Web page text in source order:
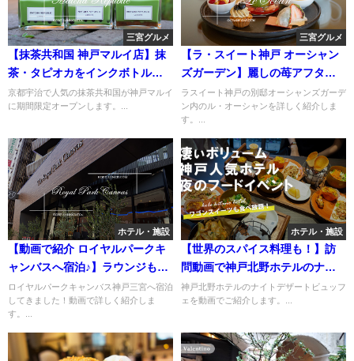
三宮グルメ
【抹茶共和国 神戸マルイ店】抹
茶・タピオカをインクボトルで
【リパブリック】
京都宇治で人気の抹茶共和国が神戸マルイ
に期間限定オープンします。...
三宮グルメ
【ラ・スイート神戸 オーシャン
ズガーデン】麗しの苺アフタヌ
ーンティー【le ocean】
ラスイート神戸の別邸オーシャンズガーデ
ン内のル・オーシャンを詳しく紹介しま
す。...
ホテル・施設
【動画で紹介 ロイヤルパークキ
ャンバスへ宿泊♪】ラウンジもお
洒落【神戸三宮】
ロイヤルパークキャンバス神戸三宮へ宿泊
してきました！動画で詳しく紹介しま
す。...
ホテル・施設
【世界のスパイス料理も！】訪
問動画で神戸北野ホテルのナイ
トデザートビュッフェを紹介
【2022夏】
神戸北野ホテルのナイトデザートビュッフ
ェを動画でご紹介します。...